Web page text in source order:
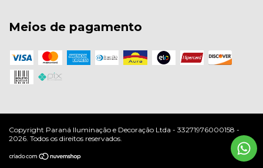
Meios de pagamento
Copyright Paraná Iluminação e Decoração Ltda - 33271976000158 -
2026. Todos os direitos reservados.